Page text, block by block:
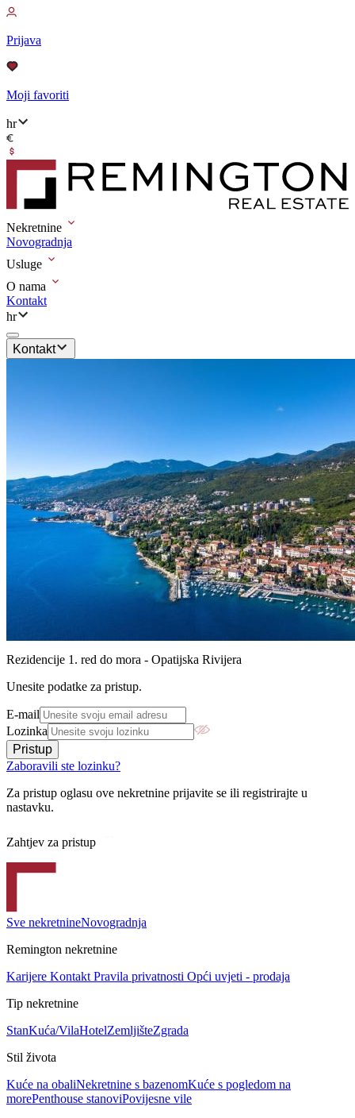
Prijava
Moji favoriti
hr
Nekretnine
Novogradnja
Usluge
O nama
Kontakt
hr
Kontakt
Rezidencije 1. red do mora - Opatijska Rivijera
Unesite podatke za pristup.
E-mail
Lozinka
Pristup
Zaboravili ste lozinku?
Za pristup oglasu ove nekretnine prijavite se ili registrirajte u
nastavku.
Zahtjev za pristup
Sve nekretnineNovogradnja
Remington nekretnine
Karijere Kontakt Pravila privatnosti Opći uvjeti - prodaja
Tip nekretnine
StanKuća/VilaHotelZemljišteZgrada
Stil života
Kuće na obaliNekretnine s bazenomKuće s pogledom na
morePenthouse stanoviPovijesne vile